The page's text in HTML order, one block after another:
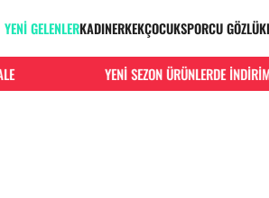
YENİ GELENLERKADINERKEKÇOCUKSPORCU
YENİ SEZON ÜRÜNLERDE İNDİRİM